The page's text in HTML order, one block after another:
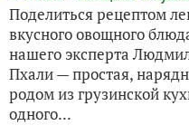
Поделиться рецептом
вкусного овощного
нашего эксперта
Пхали — простая,
родом из грузинской
одного...